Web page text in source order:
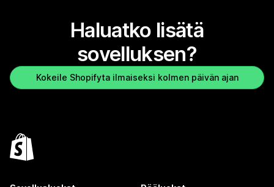
Haluatko lisätä
sovelluksen?
Kokeile Shopifyta ilmaiseksi kolmen päivän ajan